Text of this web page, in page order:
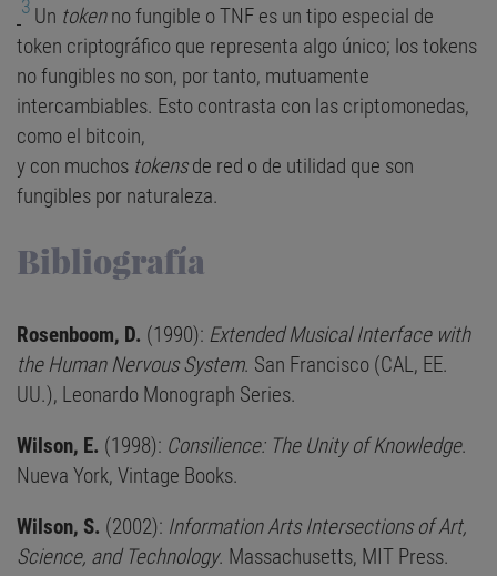
3 Un tokenno fungible o TNF es un tipo especial de
token criptográfico que representa algo único; los tokens
no fungibles no son, por tanto, mutuamente
intercambiables.​ Esto contrasta con las criptomonedas,
como el bitcoin,
y con muchos tokensde red o de utilidad que son
fungibles por naturaleza.
Bibliografía
Rosenboom, D. (1990): Extended Musical Interface with
the Human Nervous System. San Francisco (CAL, EE.
UU.), Leonardo Monograph Series.
Wilson, E. (1998): Consilience: The Unity of Knowledge.
Nueva York, Vintage Books.
Wilson, S. (2002): Information Arts Intersections of Art,
Science, and Technology. Massachusetts, MIT Press.